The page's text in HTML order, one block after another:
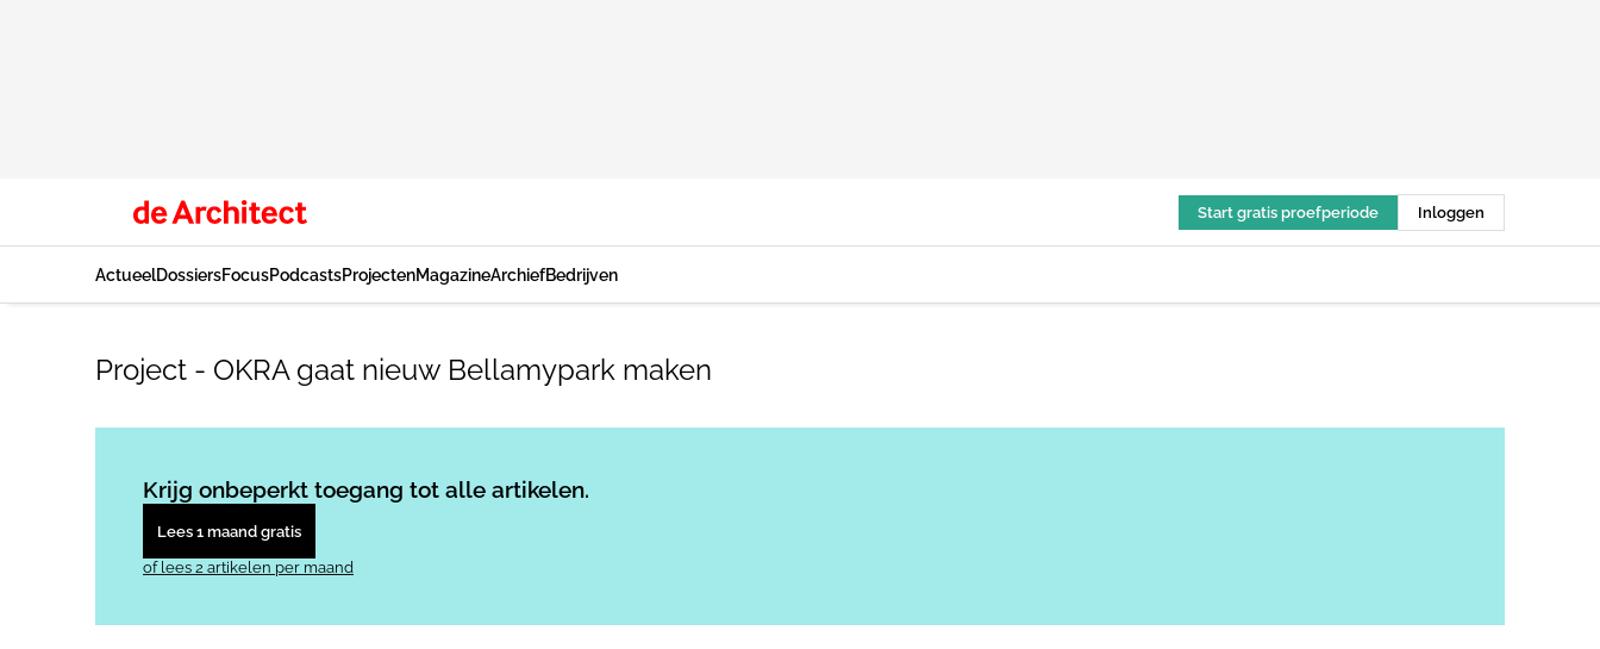
Start gratis proefperiode Inloggen
ActueelDossiersFocusPodcastsProjectenMagazineArchiefBedrijven
Project - OKRA gaat nieuw Bellamypark maken
Krijg onbeperkt toegang tot alle artikelen.
Lees 1 maand gratis
of lees 2 artikelen per maand